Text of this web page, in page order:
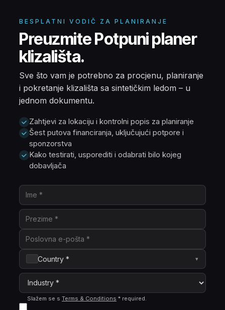
BESPLATNI VODIČ ZA PLANIRANJE
Preuzmite Potpuni planer
klizališta.
Sve što vam je potrebno za procjenu, planiranje
i pokretanje klizališta sa sintetičkim ledom – u
jednom dokumentu.
Zahtjevi za lokaciju i kontrolni popis za planiranje
Šest putova financiranja, uključujući potpore i
sponzorstva
Kako testirati, usporediti i odabrati bilo kojeg
dobavljača
Country * ▾
Slažem se s Terms & Conditions * required.